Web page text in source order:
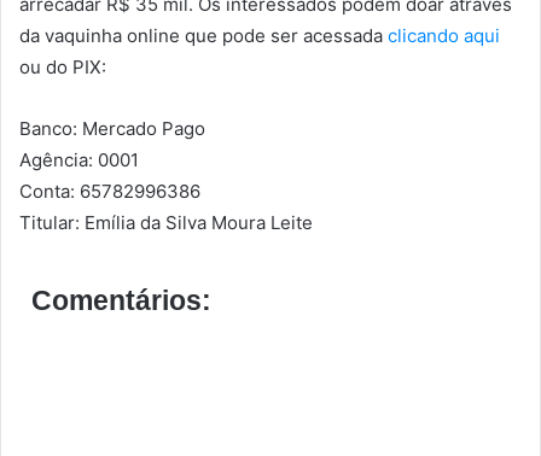
da vaquinha online que pode ser acessada clicando aqui
ou do PIX:
Banco: Mercado Pago
Agência: 0001
Conta: 65782996386
Titular: Emília da Silva Moura Leite
Comentários: